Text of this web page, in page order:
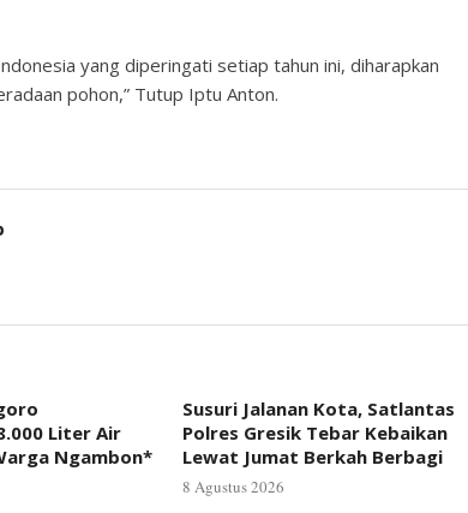
yang diperingati setiap tahun ini, diharapkan
pohon,” Tutup Iptu Anton.
Liter Air
Ngambon*
Susuri Jalanan Kota, Satlantas
Polres Gresik Tebar Kebaikan
Lewat Jumat Berkah Berbagi
8 Agustus 2026